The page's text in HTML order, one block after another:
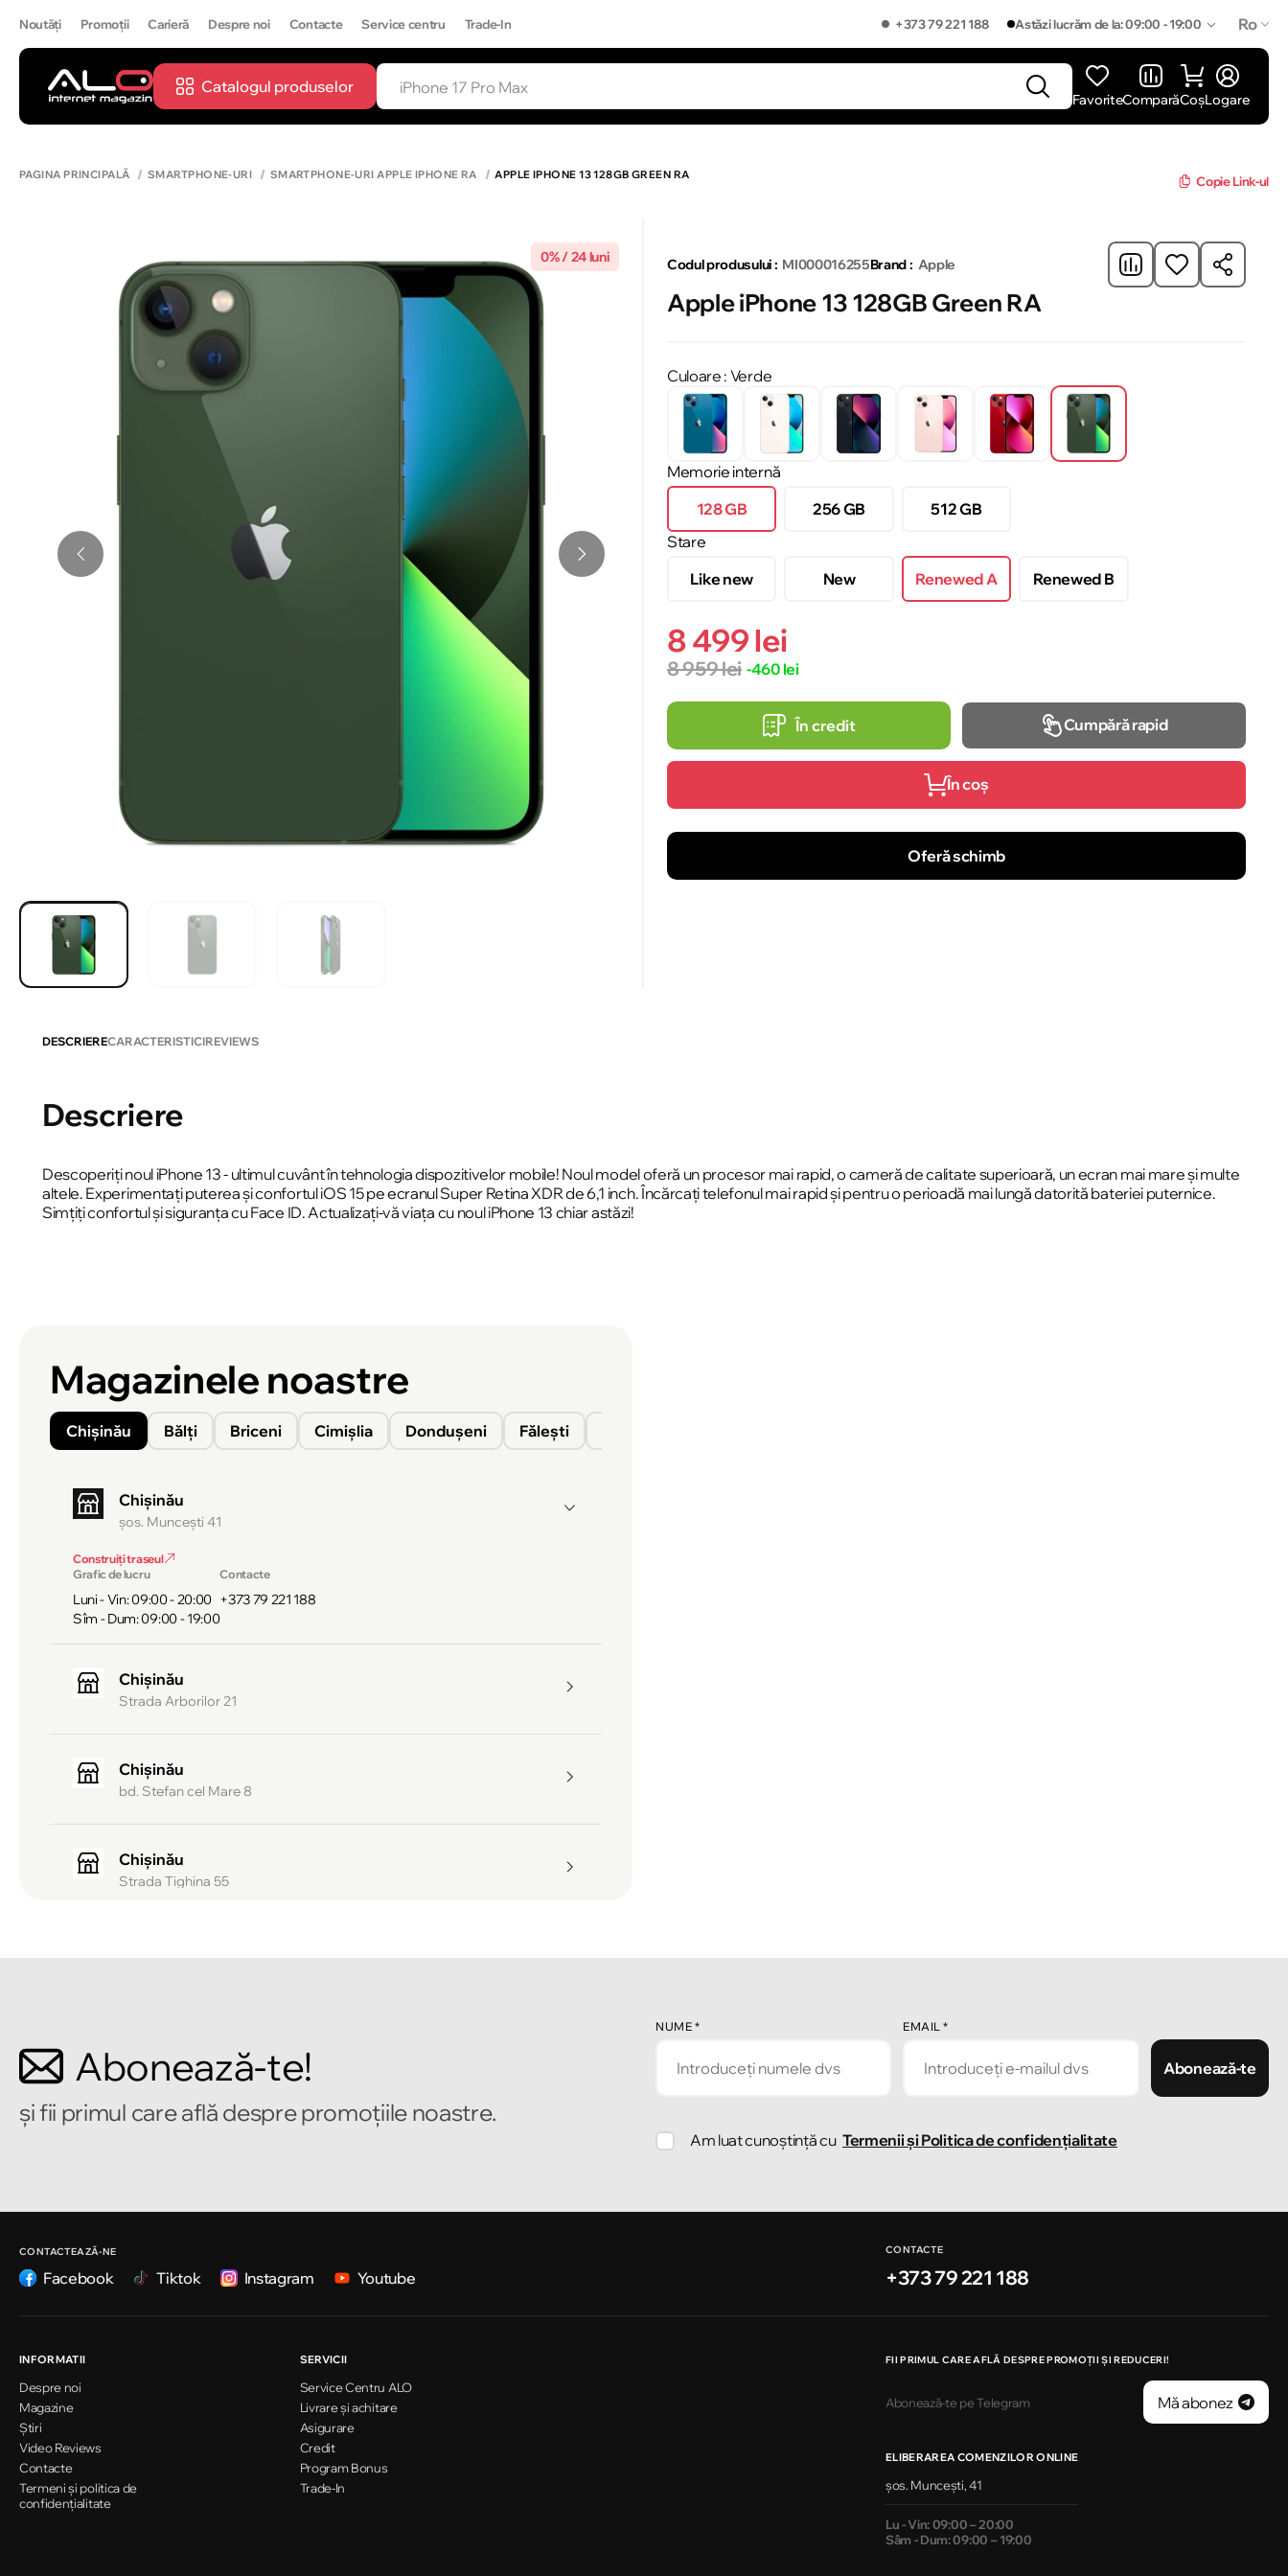
Noutăți Promoții Carieră Despre noi Contacte Service centru Trade-In +373 79 221 188 Astăzi lucrăm de la: 09:00 - 19:00 Ro
Catalogul produselor
FavoriteComparăCoșLogare
PAGINA PRINCIPALĂ SMARTPHONE-URI SMARTPHONE-URI APPLE IPHONE RA APPLE IPHONE 13 128GB GREEN RA Copie Link-ul
0% / 24 luni Codul produsului : MI000016255Brand : Apple
Apple iPhone 13 128GB Green RA
Culoare : Verde
Memorie internă
128 GB
256 GB
512 GB
Stare
Like new
New Renewed A Renewed B
8 499 lei
8 959 lei -460 lei
În credit Cumpără rapid
În coș
Oferă schimb
DESCRIERECARACTERISTICIREVIEWS
Descriere
Descoperiți noul iPhone 13 - ultimul cuvânt în tehnologia dispozitivelor mobile! Noul model oferă un procesor mai rapid, o cameră de calitate superioară, un ecran mai mare și multe
altele. Experimentați puterea și confortul iOS 15 pe ecranul Super Retina XDR de 6,1 inch. Încărcați telefonul mai rapid și pentru o perioadă mai lungă datorită bateriei puternice.
Simțiți confortul și siguranța cu Face ID. Actualizați-vă viața cu noul iPhone 13 chiar astăzi!
Magazinele noastre
Chișinău Bălți Briceni Cimișlia Donduşeni Fălești
Chișinău
şos. Munceşti 41
Construiți traseul
Grafic de lucru
Luni - Vin: 09:00 - 20:00
Sîm - Dum: 09:00 - 19:00
Contacte
+373 79 221 188
Chișinău
Strada Arborilor 21
Chișinău
bd. Stefan cel Mare 8
Chișinău
Strada Tighina 55
Strada Alecu Russo 1
Chișinău
Abonează-te!
și fii primul care află despre promoțiile noastre.
NUME * EMAIL*
Abonează-te
Am luat cunoștință cu Termenii și Politica de confidențialitate
CONTACTEAZĂ-NE
Facebook Tiktok Instagram Youtube
CONTACTE
+373 79 221 188
INFORMATII
Despre noi
Magazine
Știri
Video Reviews
Contacte
Termeni și politica de
confidențialitate
SERVICII
Service Centru ALO
Livrare și achitare
Asigurare
Credit
Program Bonus
Trade-In
FII PRIMUL CARE AFLĂ DESPRE PROMOȚII ȘI REDUCERI!
Abonează-te pe Telegram Mă abonez
ELIBERAREA COMENZILOR ONLINE
șos. Muncești, 41
Lu - Vin: 09:00 – 20:00
Sâm - Dum: 09:00 – 19:00